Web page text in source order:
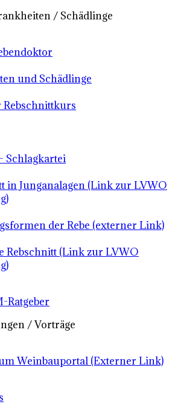
/ Schädlinge
und Schädlinge
Schlagkartei
in Junganalagen (Link zur LVWO
der Rebe (externer Link)
Rebschnitt (Link zur LVWO
Ratgeber
/ Vorträge
Weinbauportal (Externer Link)